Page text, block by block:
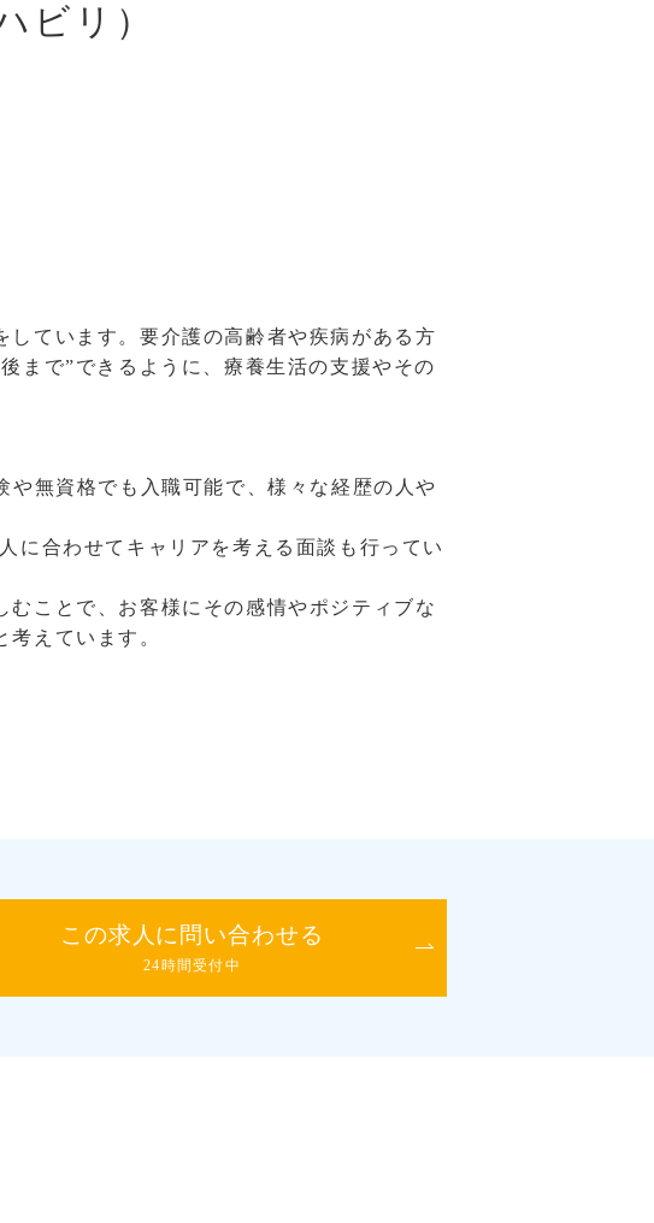
ビリ）
ています。要介護の高齢者や疾病がある方
まで”できるように、療養生活の支援やその
無資格でも入職可能で、様々な経歴の人や
に合わせてキャリアを考える面談も行ってい
ことで、お客様にその感情やポジティブな
えています。
この求人に問い合わせる
24時間受付中